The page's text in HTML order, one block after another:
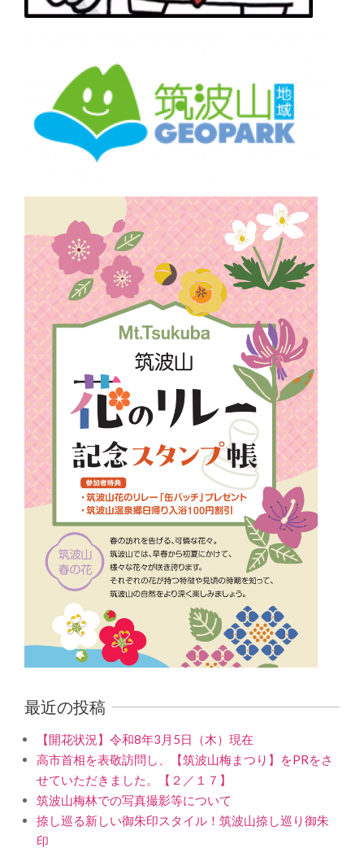
最近の投稿
【開花状況】令和8年3月5日（木）現在
高市首相を表敬訪問し、【筑波山梅まつり】をPRをさ
せていただきました。【２／１７】
筑波山梅林での写真撮影等について
捺し巡る新しい御朱印スタイル！筑波山捺し巡り御朱
印